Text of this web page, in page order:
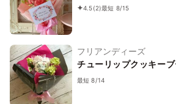
4.5(2)最短 8/15
フリアンディーズ
チューリップクッキー
最短 8/14